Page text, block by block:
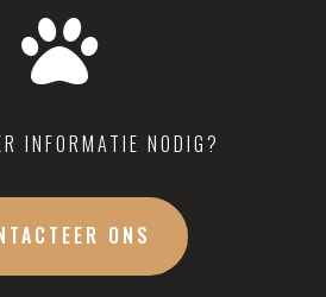

INFORMATIE NODIG?
ONS